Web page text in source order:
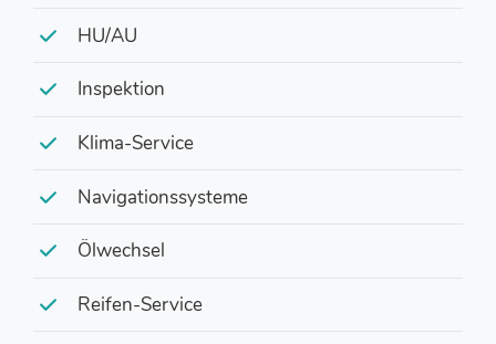
HU/AU
Inspektion
Klima-Service
Navigationssysteme
Ölwechsel
Reifen-Service